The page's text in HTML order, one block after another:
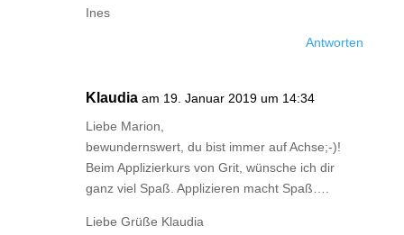
Ines
Antworten
Klaudia am 19. Januar 2019 um 14:34
Liebe Marion,
bewundernswert, du bist immer auf Achse;-)!
Beim Applizierkurs von Grit, wünsche ich dir
ganz viel Spaß. Applizieren macht Spaß….
Liebe Grüße Klaudia